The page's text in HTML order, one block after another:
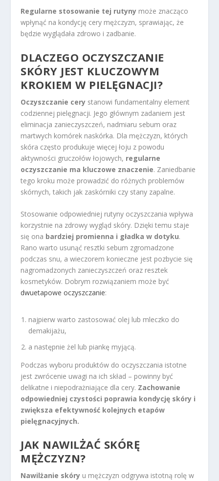
Regularne stosowanie tej rutyny może znacząco
wpłynąć na kondycję cery mężczyzn, sprawiając, że
będzie wyglądała zdrowo i zadbanie.
DLACZEGO OCZYSZCZANIE
SKÓRY JEST KLUCZOWYM
KROKIEM W PIELĘGNACJI?
Oczyszczanie cery stanowi fundamentalny element
codziennej pielęgnacji. Jego głównym zadaniem jest
eliminacja zanieczyszczeń, nadmiaru sebum oraz
martwych komórek naskórka. Dla mężczyzn, których
skóra często produkuje więcej łoju z powodu
aktywności gruczołów łojowych, regularne
oczyszczanie ma kluczowe znaczenie. Zaniedbanie
tego kroku może prowadzić do różnych problemów
skórnych, takich jak zaskórniki czy stany zapalne.
Stosowanie odpowiedniej rutyny oczyszczania wpływa
korzystnie na zdrowy wygląd skóry. Dzięki temu staje
się ona bardziej promienna i gładka w dotyku.
Rano warto usunąć resztki sebum zgromadzone
podczas snu, a wieczorem konieczne jest pozbycie się
nagromadzonych zanieczyszczeń oraz resztek
kosmetyków. Dobrym rozwiązaniem może być
dwuetapowe oczyszczanie:
najpierw warto zastosować olej lub mleczko do
demakijażu,
a następnie żel lub piankę myjącą.
Podczas wyboru produktów do oczyszczania istotne
jest zwrócenie uwagi na ich skład – powinny być
delikatne i niepodrażniające dla cery. Zachowanie
odpowiedniej czystości poprawia kondycję skóry i
zwiększa efektywność kolejnych etapów
pielęgnacyjnych.
JAK NAWILŻAĆ SKÓRĘ
MĘŻCZYZN?
Nawilżanie skóry u mężczyzn odgrywa istotną rolę w